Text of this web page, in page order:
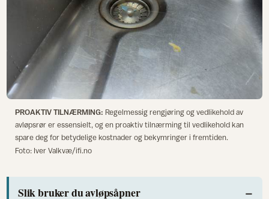
PROAKTIV TILNÆRMING: Regelmessig rengjøring og vedlikehold av
avløpsrør er essensielt, og en proaktiv tilnærming til vedlikehold kan
spare deg for betydelige kostnader og bekymringer i fremtiden.
Foto: Iver Valkvæ/ifi.no
Slik bruker du avløpsåpner